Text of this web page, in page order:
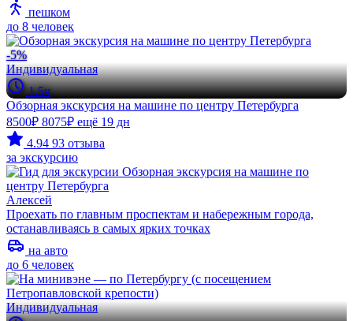
пешком
до 8 человек
-5%
Индивидуальная
1.5ч
Обзорная экскурсия на машине по центру Петербурга
8500₽ 8075₽ ещё 19 дн
4.94 93 отзыва
за экскурсию
Алексей
Проехать по главным проспектам и набережным города,
останавливаясь в самых ярких точках
на авто
до 6 человек
Индивидуальная